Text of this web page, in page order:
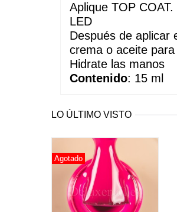
Aplique TOP
LED
Después de aplicar
crema o aceite
Hidrate las manos
Contenido: 15 ml
LO ÚLTIMO VISTO
Agotado